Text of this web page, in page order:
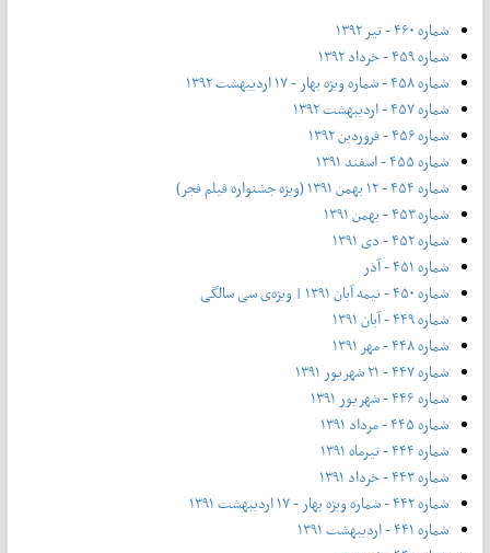
شماره ۴۶۰ - تیر ۱۳۹۲
شماره ۴۵۹ - خرداد ۱۳۹۲
شماره ۴۵۸ - شماره ویژه بهار - ۱۷ اردیبهشت ۱۳۹۲
شماره ۴۵۷ - اردیبهشت ۱۳۹۲
شماره ۴۵۶ - فروردین ۱۳۹۲
شماره ۴۵۵ - اسفند ۱۳۹۱
شماره ۴۵۴ - ۱۲ بهمن ۱۳۹۱ (ویژه جشنواره فیلم فجر)
شماره ۴۵۳ - بهمن ۱۳۹۱
شماره ۴۵۲ - دی ۱۳۹۱
شماره ۴۵۱ - آذر
شماره ۴۵۰ - نیمه آبان ۱۳۹۱ | ویژه‌ی سی سالگی
شماره ۴۴۹ - آبان ۱۳۹۱
شماره ۴۴۸ - مهر ۱۳۹۱
شماره ۴۴۷ - ۲۱ شهریور ۱۳۹۱
شماره ۴۴۶ - شهریور ۱۳۹۱
شماره ۴۴۵ - مرداد ۱۳۹۱
شماره ۴۴۴ - تیر‌ماه ۱۳۹۱
شماره ۴۴۳ - خرداد ۱۳۹۱
شماره ۴۴۲ - شماره ویژه بهار - ۱۷ اردیبهشت ۱۳۹۱
شماره ۴۴۱ - اردیبهشت ۱۳۹۱